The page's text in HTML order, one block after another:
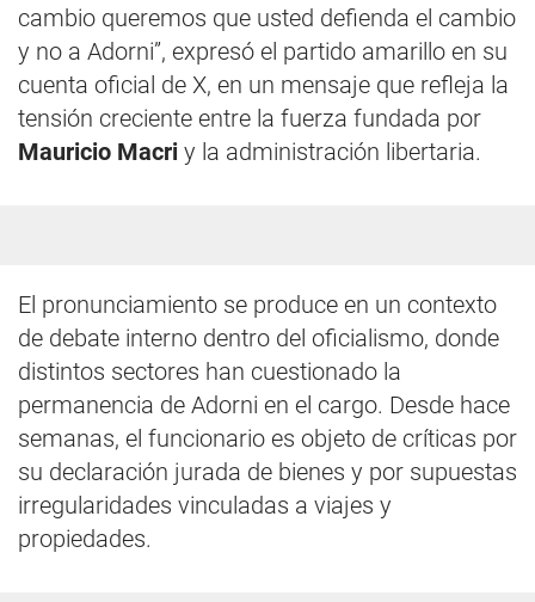
cambio queremos que usted defienda el cambio
y no a Adorni”, expresó el partido amarillo en su
cuenta oficial de X, en un mensaje que refleja la
tensión creciente entre la fuerza fundada por
Mauricio Macri y la administración libertaria.
El pronunciamiento se produce en un contexto
de debate interno dentro del oficialismo, donde
distintos sectores han cuestionado la
permanencia de Adorni en el cargo. Desde hace
semanas, el funcionario es objeto de críticas por
su declaración jurada de bienes y por supuestas
irregularidades vinculadas a viajes y
propiedades.